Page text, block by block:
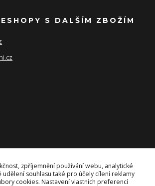
S DALŠÍM ZBOŽÍM
zpříjemnění používání webu, analytické
udělení souhlasu také pro účely cílení reklamy
cookies. Nastavení vlastních preferencí